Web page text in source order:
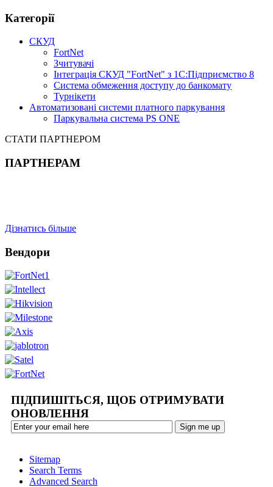
Категорії
СКУД
FortNet
Зчитувачі
Інтеграція СКУД "FortNet" з 1С:Підприємство 8
Система обмеження доступу до банкомату
Турнікети
Автоматизовані системи платного паркування
Паркувальна система PS ONE
СТАТИ ПАРТНЕРОМ
ПАРТНЕРАМ
Дізнатись більше
Вендори
ПІДПИШІТЬСЯ, ЩОБ ОТРИМУВАТИ
ОНОВЛЕННЯ
Sitemap
Search Terms
Advanced Search